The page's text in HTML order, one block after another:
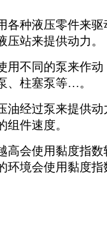
各种液压零件来驱
压站来提供动力。
用不同的泵来作动
、柱塞泵等…。
油经过泵来提供动
组件速度。
高会使用黏度指数
环境会使用黏度指